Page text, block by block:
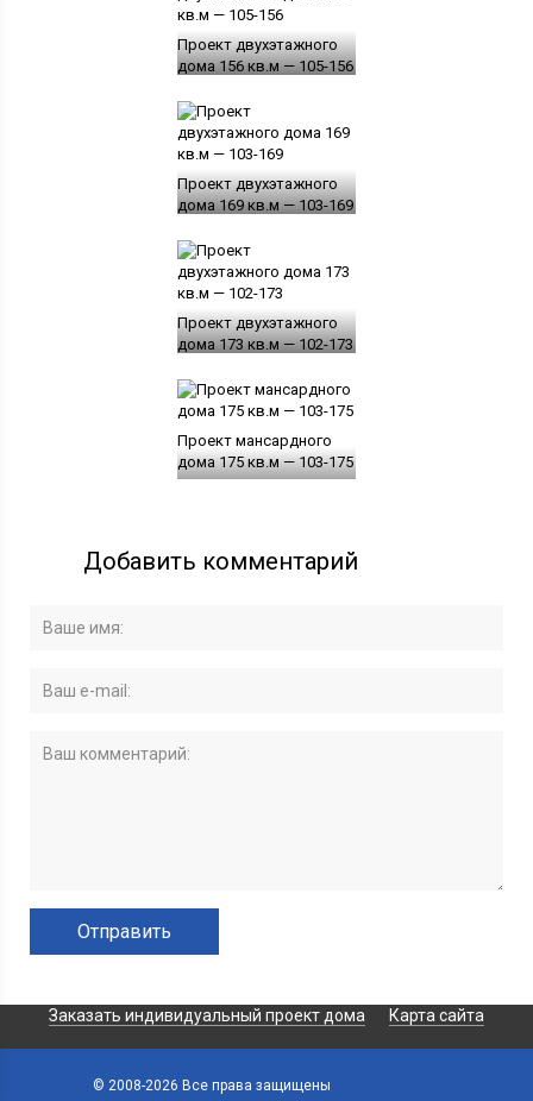
Проект двухэтажного
дома 156 кв.м — 105-156
Проект двухэтажного
дома 169 кв.м — 103-169
Проект двухэтажного
дома 173 кв.м — 102-173
Проект мансардного
дома 175 кв.м — 103-175
Добавить комментарий
Заказать индивидуальный проект дома Карта сайта
© 2008-2026 Все права защищены